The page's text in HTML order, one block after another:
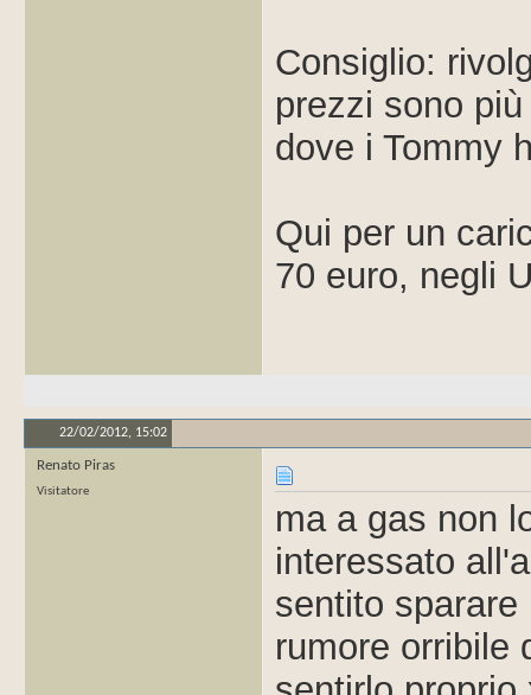
Consiglio:
prezzi sono
dove i Tommy
Qui per un
70 euro, negli
22/02/2012, 15:02
Renato Piras
Visitatore
ma a gas non
interessato
sentito
rumore orribile